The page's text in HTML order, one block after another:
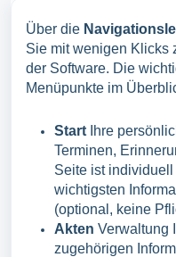
Über die
Sie mit wenigen Klicks
der Software. Die
Menüpunkte im
Start Ihre
Terminen,
Seite ist
wichtigsten
(optional, keine
A kten Verwaltung
zugehörigen